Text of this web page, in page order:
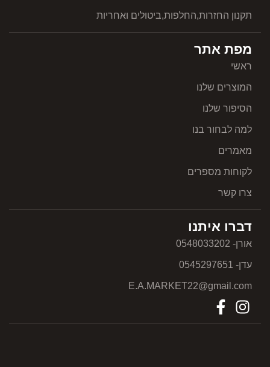
תקנון החזרות,החלפות,ביטולים ואחריות
מפת אתר
ראשי
המוצרים שלנו
הסיפור שלנו
למה לבחור בנו
מאמרים
לקוחות מספרים
צרו קשר
דברו איתנו
אורן- 0548033202
עדן- 0545297651
E.A.MARKET22@gmail.com